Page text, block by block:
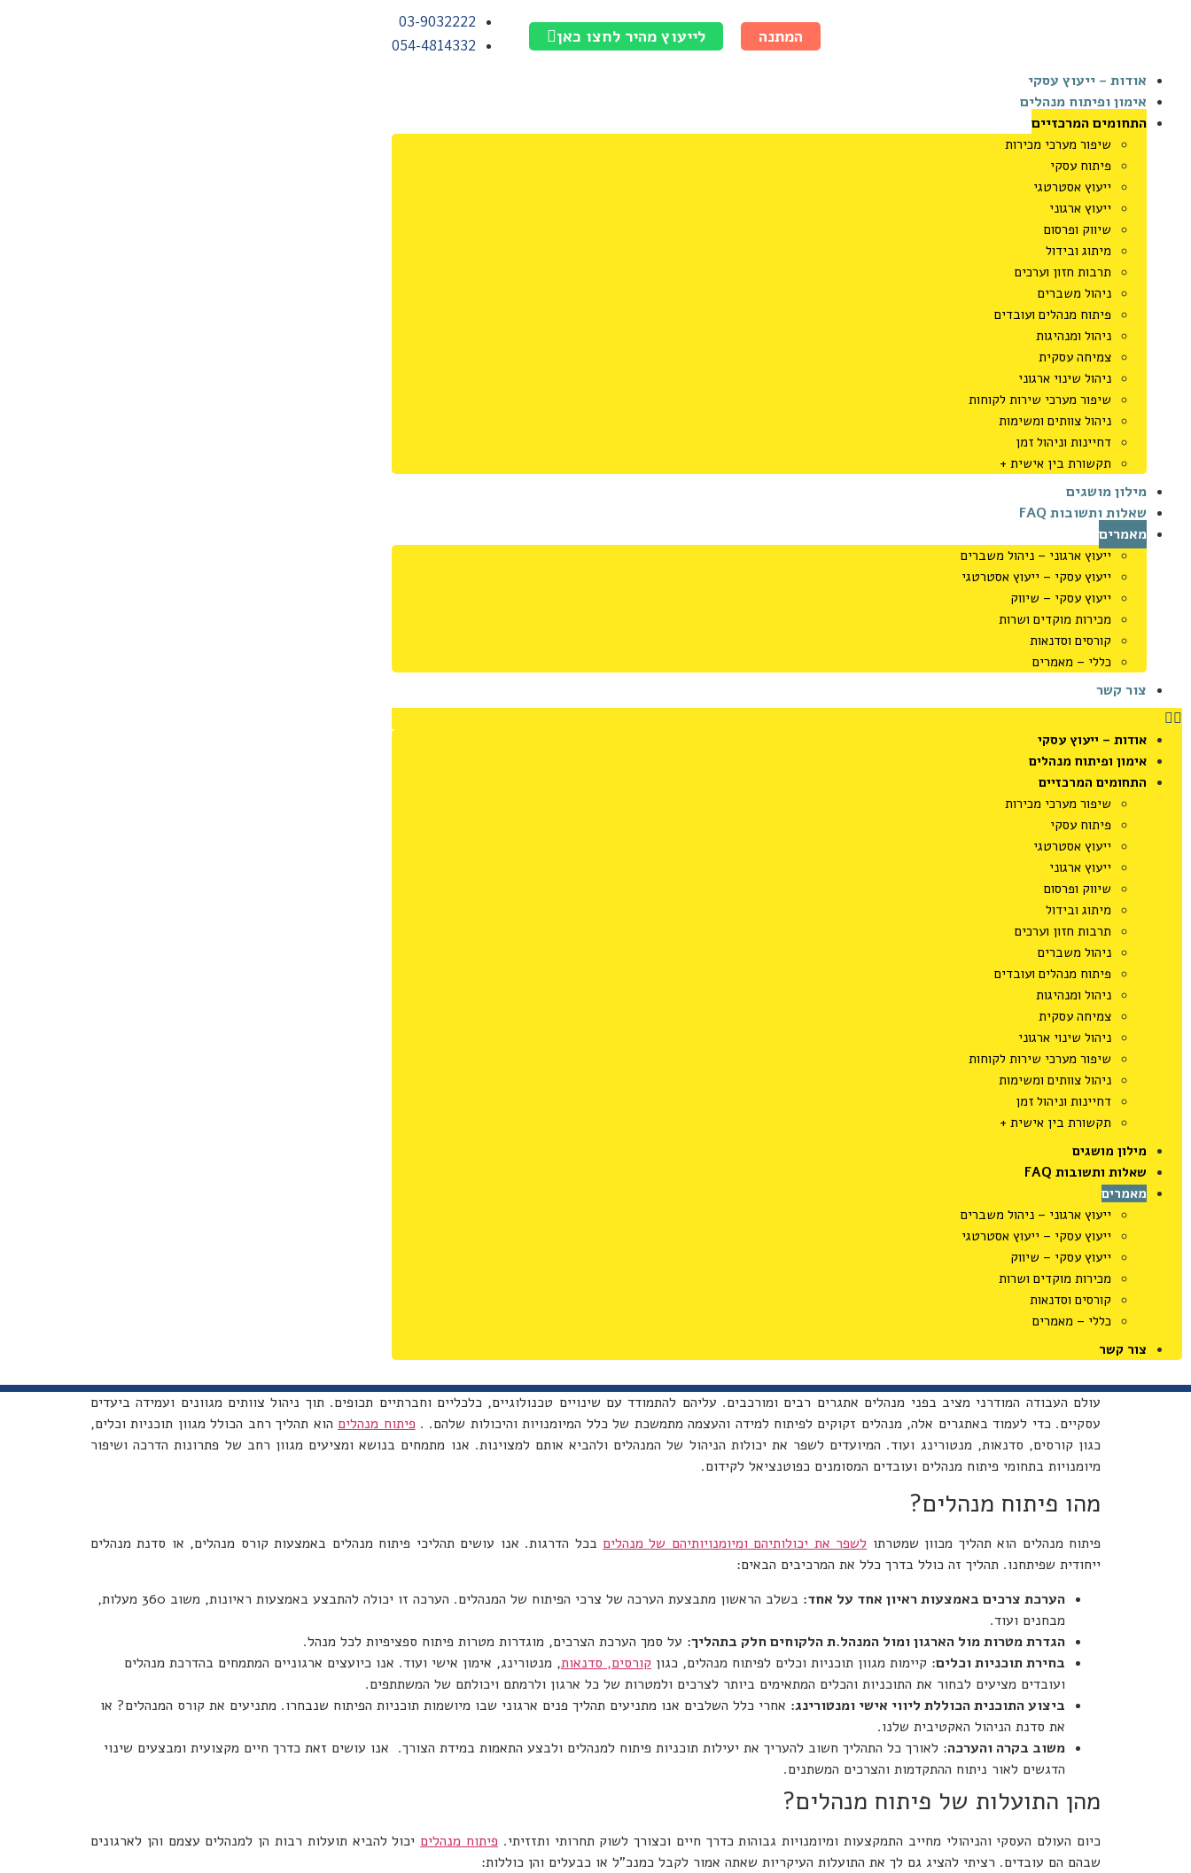
המתנה לייעוץ מהיר לחצו כאן
03-9032222
054-4814332
אודות – ייעוץ עסקי
אימון ופיתוח מנהלים
התחומים המרכזיים
שיפור מערכי מכירות
פיתוח עסקי
ייעוץ אסטרטגי
ייעוץ ארגוני
שיווק ופרסום
מיתוג ובידול
תרבות חזון וערכים
ניהול משברים
פיתוח מנהלים ועובדים
ניהול ומנהיגות
צמיחה עסקית
ניהול שינוי ארגוני
שיפור מערכי שירות לקוחות
ניהול צוותים ומשימות
דחיינות וניהול זמן
תקשורת בין אישית +
מילון מושגים
שאלות ותשובות FAQ
מאמרים
ייעוץ ארגוני – ניהול משברים
ייעוץ עסקי – ייעוץ אסטרטגי
ייעוץ עסקי – שיווק
מכירות מוקדים ושרות
קורסים וסדנאות
כללי – מאמרים
צור קשר
אודות – ייעוץ עסקי
אימון ופיתוח מנהלים
התחומים המרכזיים
שיפור מערכי מכירות
פיתוח עסקי
ייעוץ אסטרטגי
ייעוץ ארגוני
שיווק ופרסום
מיתוג ובידול
תרבות חזון וערכים
ניהול משברים
פיתוח מנהלים ועובדים
ניהול ומנהיגות
צמיחה עסקית
ניהול שינוי ארגוני
שיפור מערכי שירות לקוחות
ניהול צוותים ומשימות
דחיינות וניהול זמן
תקשורת בין אישית +
מילון מושגים
שאלות ותשובות FAQ
מאמרים
ייעוץ ארגוני – ניהול משברים
ייעוץ עסקי – ייעוץ אסטרטגי
ייעוץ עסקי – שיווק
מכירות מוקדים ושרות
קורסים וסדנאות
כללי – מאמרים
צור קשר
עולם העבודה המודרני מציב בפני מנהלים אתגרים רבים ומורכבים. עליהם להתמודד עם שינויים טכנולוגיים, כלכליים וחברתיים תכופים. תוך ניהול צוותים מגוונים ועמידה ביעדים
עסקיים. כדי לעמוד באתגרים אלה, מנהלים זקוקים לפיתוח למידה והעצמה מתמשכת של כלל המיומנויות והיכולות שלהם. . פיתוח מנהלים הוא תהליך רחב הכולל מגוון תוכניות וכלים,
כגון קורסים, סדנאות, מנטורינג ועוד. המיועדים לשפר את יכולות הניהול של המנהלים ולהביא אותם למצוינות. אנו מתמחים בנושא ומציעים מגוון רחב של פתרונות הדרכה ושיפור
מיומנויות בתחומי פיתוח מנהלים ועובדים המסומנים כפוטנציאל לקידום.
מהו פיתוח מנהלים?
פיתוח מנהלים הוא תהליך מכוון שמטרתו לשפר את יכולותיהם ומיומנויותיהם של מנהלים בכל הדרגות. אנו עושים תהליכי פיתוח מנהלים באמצעות קורס מנהלים, או סדנת מנהלים
ייחודית שפיתחנו. תהליך זה כולל בדרך כלל את המרכיבים הבאים:
הערכת צרכים באמצעות ראיון אחד על אחד:
בשלב הראשון מתבצעת הערכה של צרכי הפיתוח של המנהלים. הערכה זו יכולה להתבצע באמצעות ראיונות, משוב 360 מעלות,
מבחנים ועוד.
הגדרת מטרות מול הארגון ומול המנהל.ת הלקוחים חלק בתהליך: על סמך הערכת הצרכים, מוגדרות מטרות פיתוח ספציפיות לכל מנהל.
בחירת תוכניות וכלים: קיימות מגוון תוכניות וכלים לפיתוח מנהלים, כגון קורסים, סדנאות, מנטורינג, אימון אישי ועוד. אנו כיועצים ארגוניים המתמחים בהדרכת מנהלים
ועובדים מציעים לבחור את התוכניות והכלים המתאימים ביותר לצרכים ולמטרות של כל ארגון ולרמתם ויכולתם של המשתתפים.
ביצוע התוכנית הכוללת ליווי אישי ומנטורינג: אחרי כלל השלבים אנו מתניעים תהליך פנים ארגוני שבו מיושמות תוכניות הפיתוח שנבחרו. מתניעים את קורס המנהלים? או
את סדנת הניהול האקטיבית שלנו.
משוב בקרה והערכה: לאורך כל התהליך חשוב להעריך את יעילות תוכניות פיתוח למנהלים ולבצע התאמות במידת הצורך. אנו עושים זאת כדרך חיים מקצועית ומבצעים שינוי
הדגשים לאור ניתוח ההתקדמות והצרכים המשתנים.
מהן התועלות של פיתוח מנהלים?
כיום העולם העסקי והניהולי מחייב התמקצעות ומיומנויות גבוהות כדרך חיים וכצורך לשוק תחרותי ותזזיתי. פיתוח מנהלים יכול להביא תועלות רבות הן למנהלים עצמם והן לארגונים
שבהם הם עובדים. רציתי להציג גם לך את התועלות העיקריות שאתה אמור לקבל כמנכ"ל או כבעלים והן כוללות: